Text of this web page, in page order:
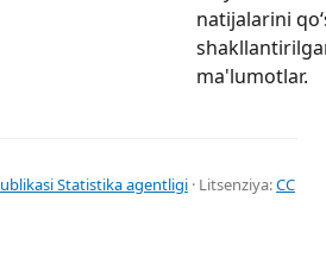
natijalarini
ma'lumotlar.
Statistika agentligi · Litsenziya:CC